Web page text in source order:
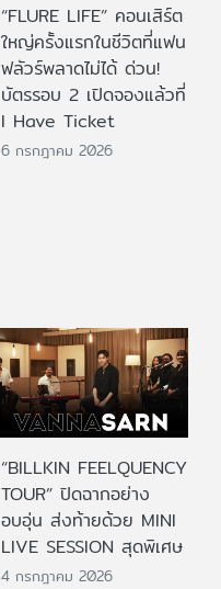
“FLURE LIFE” คอนเสิร์ต
ใหญ่ครั้งแรกในชีวิตที่แฟน
ฟลัวร์พลาดไม่ได้ ด่วน!
บัตรรอบ 2 เปิดจองแล้วที่
I Have Ticket
6 กรกฎาคม 2026
“BILLKIN FEELQUENCY
TOUR” ปิดฉากอย่าง
อบอุ่น ส่งท้ายด้วย MINI
LIVE SESSION สุดพิเศษ
4 กรกฎาคม 2026